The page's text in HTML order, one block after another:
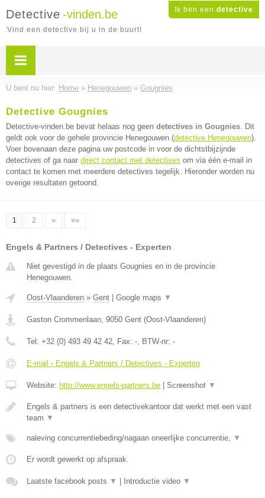
Ik ben een detective
Detective -vinden.be
Vind een detective bij u in de buurt!
U bent nu hier: Home » Henegouwen » Gougnies
Detective Gougnies
Detective-vinden.be bevat helaas nog geen detectives in Gougnies. Dit
geldt ook voor de gehele provincie Henegouwen (detective Henegouwen).
Voer bovenaan deze pagina uw postcode in voor de dichtstbijzijnde
detectives of ga naar direct contact met detectives om via één e-mail in
contact te komen met meerdere detectives tegelijk. Hieronder worden nu
overige resultaten getoond.
1 2 » »»
Engels & Partners / Detectives - Experten
Niet gevestigd in de plaats Gougnies en in de provincie
Henegouwen.
Oost-Vlaanderen » Gent Google maps ▼
Gaston Crommenlaan, 9050 Gent (Oost-Vlaanderen)
Tel: +32 (0) 493 49 42 42, Fax: -, BTW-nr: -
E-mail › Engels & Partners / Detectives - Experten
Website: http://www.engels-partners.be Screenshot ▼
Engels & partners is een detectivekantoor dat werkt met een vast
team ▼
naleving concurrentiebeding/nagaan oneerlijke concurrentie, ▼
Er wordt gewerkt op afspraak.
Laatste facebook posts ▼ Introductie video ▼